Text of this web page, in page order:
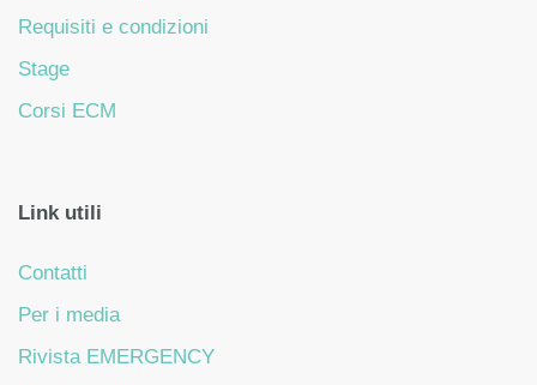
Requisiti e condizioni
Stage
Corsi ECM
Link utili
Contatti
Per i media
Rivista EMERGENCY